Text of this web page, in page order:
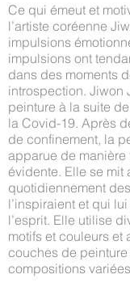
Ce qui émeut et
l’artiste coréenne
impulsions
impulsions ont
dans des moments
introspection. Jiwon
peinture à la suite
la Covid-19. Après
de confinement, la
apparue de manière
évidente. Elle se mit
quotidiennement
l’inspiraient et qui
l’esprit. Elle utilise
motifs et couleurs
couches de
compositions